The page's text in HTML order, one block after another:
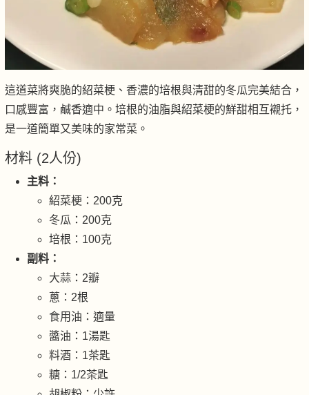
這道菜將爽脆的紹菜梗、香濃的培根與清甜的冬瓜完美結合，
口感豐富，鹹香適中。培根的油脂與紹菜梗的鮮甜相互襯托，
是一道簡單又美味的家常菜。
材料 (2人份)
主料：
紹菜梗：200克
冬瓜：200克
培根：100克
副料：
大蒜：2瓣
蔥：2根
食用油：適量
醬油：1湯匙
料酒：1茶匙
糖：1/2茶匙